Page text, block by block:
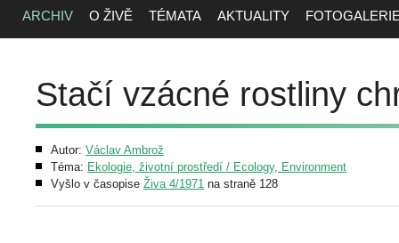
ARCHIV O ŽIVĚ TÉMATA AKTUALITY
Stačí vzácné rostliny
Autor: Václav Ambrož
Téma: Ekologie, životní prostředí / Ecology, Environment
Vyšlo v časopise Živa 4/1971 na straně 128